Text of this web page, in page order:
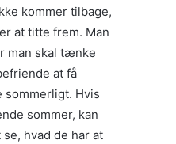
kommer tilbage,
at titte frem. Man
man skal tænke
at få
sommerligt. Hvis
sommer, kan
hvad de har at